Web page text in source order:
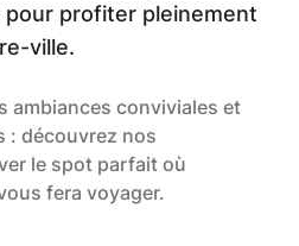
pour profiter pleinement
ville.
ambiances conviviales et
: découvrez nos
le spot parfait où
fera voyager.